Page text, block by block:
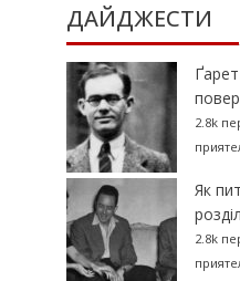
ДАЙДЖЕСТИ
2.8k
Як
2.8k